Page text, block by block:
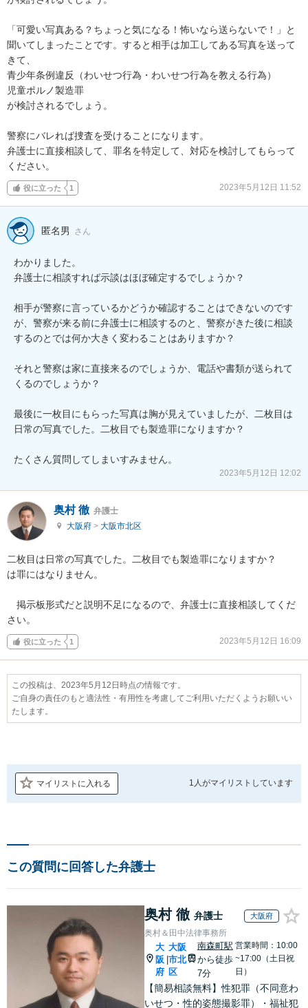
「可愛い写真ある？ちょっと気になる！怖いなら送らないで！」と
聞いてしまったことです。すると相手は加工してある写真を送って
きて、
青少年条例違反（わいせつ行為・わいせつ行為を教える行為）
児童ポルノ製造罪
が検討されるでしょう。
警察にバレれば捜査を受けることになります。
弁護士に直接相談して、罪名を特定して、対応を検討してもらって
ください。
役に立った 1 2023年5月12日 11:52
匿名男 さん
わかりました。
弁護士に相談すれば示談はほぼ確定するでしょうか？
相手が警察に言っているかどうか確認することはできないのです
が、警察が来る前に弁護士に相談するのと、警察がきた後に相談
するのとでは何か大きく変わることはありますか？
それと警察は家に直接来るのでしょうか、電話や書類が送られて
くるのでしょうか？
最後に一枚目にもらった写真は胸が見えていましたが、二枚目は
日常の写真でした。二枚目でも製造罪になりますか？
たくさん質問してしまいすみません。
2023年5月12日 12:02
奥村 徹 弁護士
大阪府 > 大阪市北区
二枚目は日常の写真でした。二枚目でも製造罪になりますか？
は罪にはなりません。
掲示板形式だと説明不足になるので、弁護士に直接相談してくだ
さい。
役に立った 1 2023年5月12日 16:09
この投稿は、2023年5月12日時点の情報です。
ご自身の責任のもと適法性・有用性を考慮してご利用いただくようお願いい
たします。
マイリストに入れる 1人がマイリストしています
この質問に回答した弁護士
奥村 徹 弁護士 大阪府
奥村＆田中法律事務所
大
阪
府
大阪
市北
区
南森町駅
から徒歩
7分
営業時間：10:00
~17:00（土日祝
日）
【簡易相談無料】性犯罪（不同意わ
いせつ・性的姿態撮影罪）・福祉犯